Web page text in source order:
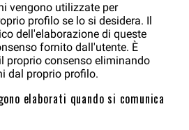
vengono utilizzate per
profilo se lo si desidera. Il
dell'elaborazione di queste
fornito dall'utente. È
proprio consenso eliminando
dal proprio profilo.
elaborati quando si comunica